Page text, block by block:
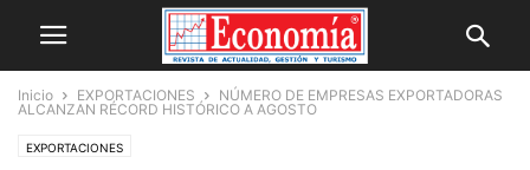
Inicio EXPORTACIONES
NÚMERO DE EMPRESAS EXPORTADORAS
ALCANZAN RÉCORD HISTÓRICO A AGOSTO
EXPORTACIONES